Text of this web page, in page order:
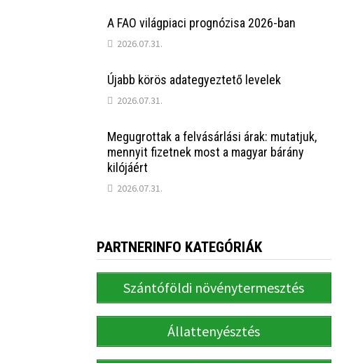
A FAO világpiaci prognózisa 2026-ban
2026.07.31.
Újabb körös adategyeztető levelek
2026.07.31.
Megugrottak a felvásárlási árak: mutatjuk,
mennyit fizetnek most a magyar bárány
kilójáért
2026.07.31.
PARTNERINFO KATEGÓRIÁK
Szántóföldi növénytermesztés
Állattenyésztés